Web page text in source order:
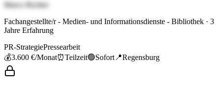
Marco Richter
Fachangestellte/r - Medien- und Informationsdienste - Bibliothek · 3
Jahre Erfahrung
PR-StrategiePressearbeit
💰3.600 €/Monat⏰Teilzeit🟢Sofort 📍Regensburg